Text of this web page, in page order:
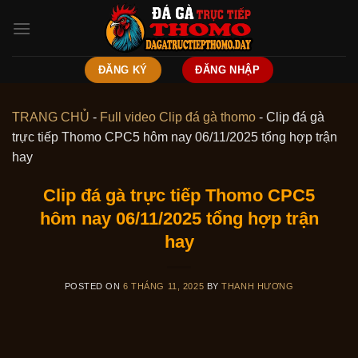
ĐĂNG KÝ ĐĂNG NHẬP
TRANG CHỦ - Full video Clip đá gà thomo - Clip đá gà
trực tiếp Thomo CPC5 hôm nay 06/11/2025 tổng hợp trận
hay
Clip đá gà trực tiếp Thomo CPC5
hôm nay 06/11/2025 tổng hợp trận
hay
POSTED ON6 THÁNG 11, 2025 BYTHANH HƯƠNG